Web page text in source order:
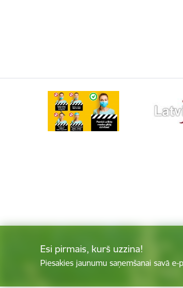
Esi pirmais, kurš uzzina!
Piesakies jaunumu saņemšanai savā e-